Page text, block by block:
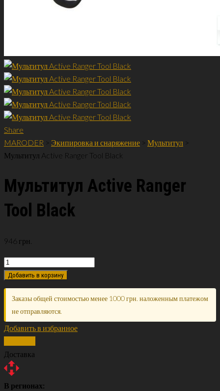
Share
MARODER > Экипировка и снаряжение > Мультитул >
Мультитул Active Ranger Tool Black
Мультитул Active Ranger
Tool Black
946 грн.
Добавить в корзину
Заказы общей стоимостью менее 1000 грн. наложенным платежом
не отправляются.
Добавить в избранное
Доставка
В регионах: